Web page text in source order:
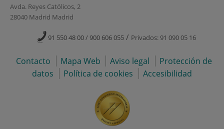
Avda. Reyes Católicos, 2
28040 Madrid Madrid
91 550 48 00 / 900 606 055 / Privados: 91 090 05 16
Contacto Mapa Web Aviso legal
Protección de
datos
Política de cookies Accesibilidad